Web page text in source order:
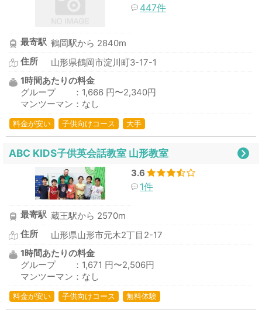
447件
最寄駅 鶴岡駅から 2840m
住所
山形県鶴岡市淀川町3-17-1
1時間あたりの料金
グループ ：1,666 円〜2,340円
マンツーマン：なし
料金が安い 子供向けコース 大手
ABC KIDS子供英会話教室 山形教室
3.6
1件
最寄駅 蔵王駅から 2570m
住所
山形県山形市元木2丁目2-17
1時間あたりの料金
グループ ：1,671 円〜2,506円
マンツーマン：なし
料金が安い 子供向けコース 無料体験